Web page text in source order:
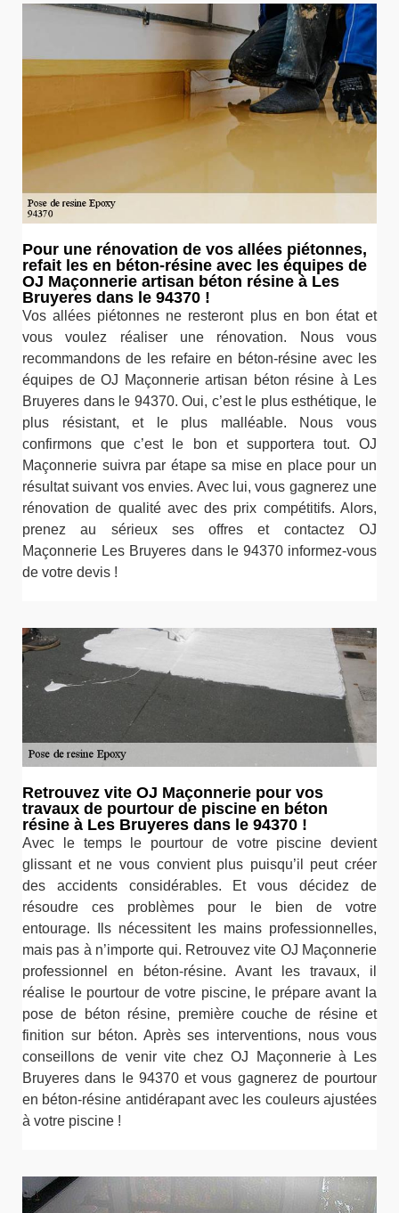
Pour une rénovation de vos allées piétonnes,
refait les en béton-résine avec les équipes de
OJ Maçonnerie artisan béton résine à Les
Bruyeres dans le 94370 !
Vos allées piétonnes ne resteront plus en bon état et
vous voulez réaliser une rénovation. Nous vous
recommandons de les refaire en béton-résine avec les
équipes de OJ Maçonnerie artisan béton résine à Les
Bruyeres dans le 94370. Oui, c’est le plus esthétique, le
plus résistant, et le plus malléable. Nous vous
confirmons que c’est le bon et supportera tout. OJ
Maçonnerie suivra par étape sa mise en place pour un
résultat suivant vos envies. Avec lui, vous gagnerez une
rénovation de qualité avec des prix compétitifs. Alors,
prenez au sérieux ses offres et contactez OJ
Maçonnerie Les Bruyeres dans le 94370 informez-vous
de votre devis !
Retrouvez vite OJ Maçonnerie pour vos
travaux de pourtour de piscine en béton
résine à Les Bruyeres dans le 94370 !
Avec le temps le pourtour de votre piscine devient
glissant et ne vous convient plus puisqu’il peut créer
des accidents considérables. Et vous décidez de
résoudre ces problèmes pour le bien de votre
entourage. Ils nécessitent les mains professionnelles,
mais pas à n’importe qui. Retrouvez vite OJ Maçonnerie
professionnel en béton-résine. Avant les travaux, il
réalise le pourtour de votre piscine, le prépare avant la
pose de béton résine, première couche de résine et
finition sur béton. Après ses interventions, nous vous
conseillons de venir vite chez OJ Maçonnerie à Les
Bruyeres dans le 94370 et vous gagnerez de pourtour
en béton-résine antidérapant avec les couleurs ajustées
à votre piscine !